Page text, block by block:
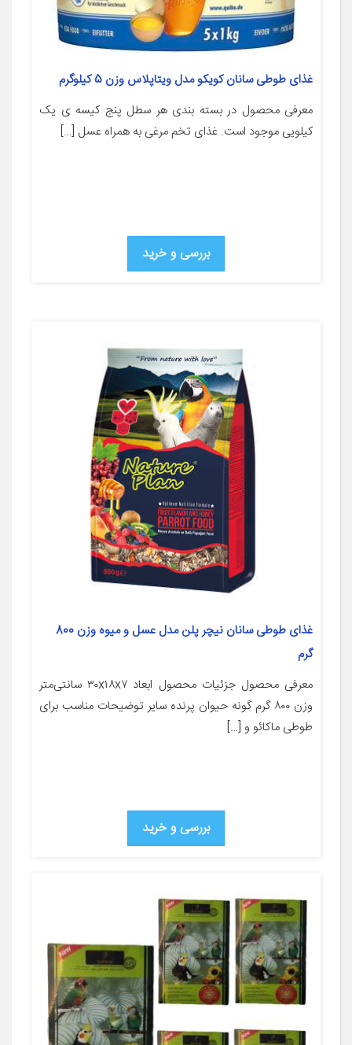
غذای طوطی سانان کویکو مدل ویتاپلاس وزن 5 کیلوگرم
معرفی محصول در بسته بندی هر سطل پنج کیسه ی یک
کیلویی موجود است. غذای تخم مرغی به همراه عسل […]
بررسی و خرید
غذای طوطی سانان نیچر پلن مدل عسل و میوه وزن 800
گرم
معرفی محصول جزئیات محصول ابعاد ۳۰x۱۸x۷ سانتی‌متر
وزن ۸۰۰ گرم گونه حیوان پرنده سایر توضیحات مناسب برای
طوطی ماکائو و […]
بررسی و خرید